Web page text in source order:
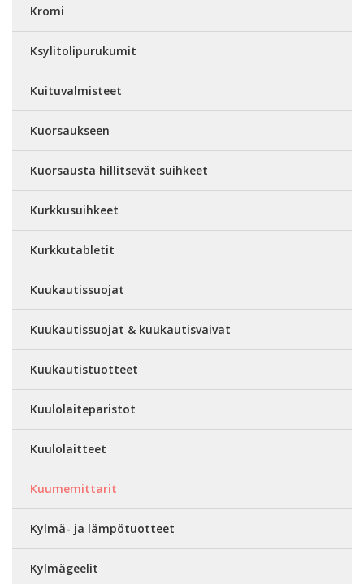
Kromi
Ksylitolipurukumit
Kuituvalmisteet
Kuorsaukseen
Kuorsausta hillitsevät suihkeet
Kurkkusuihkeet
Kurkkutabletit
Kuukautissuojat
Kuukautissuojat & kuukautisvaivat
Kuukautistuotteet
Kuulolaiteparistot
Kuulolaitteet
Kuumemittarit
Kylmä- ja lämpötuotteet
Kylmägeelit